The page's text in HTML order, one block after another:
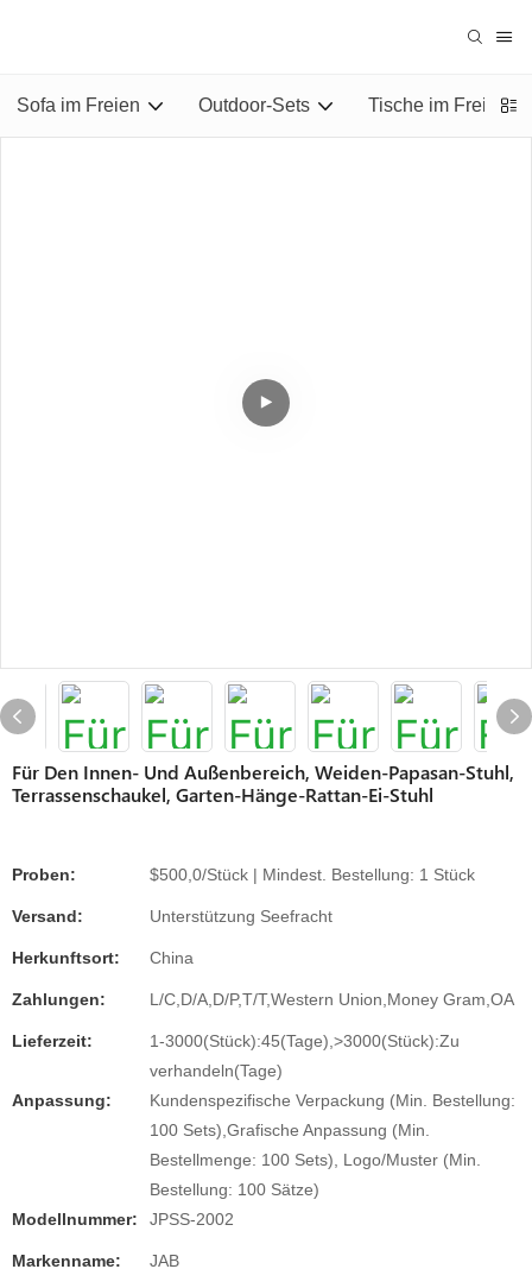
Sofa im Freien Outdoor-Sets Tische im Freien
Für Den Innen- Und Außenbereich, Weiden-Papasan-Stuhl,
Terrassenschaukel, Garten-Hänge-Rattan-Ei-Stuhl
Proben: $500,0/Stück | Mindest. Bestellung: 1 Stück
Versand: Unterstützung Seefracht
Herkunftsort: China
Zahlungen: L/C,D/A,D/P,T/T,Western Union,Money Gram,OA
Lieferzeit:
1-3000(Stück):45(Tage),>3000(Stück):Zu
verhandeln(Tage)
Anpassung:
Kundenspezifische Verpackung (Min. Bestellung:
100 Sets),Grafische Anpassung (Min.
Bestellmenge: 100 Sets), Logo/Muster (Min.
Bestellung: 100 Sätze)
Modellnummer:
JPSS-2002
Markenname: JAB